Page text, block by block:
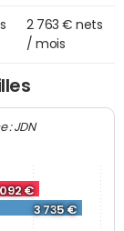
2 763 € nets
/ mois
: JDN
€
3 735 €